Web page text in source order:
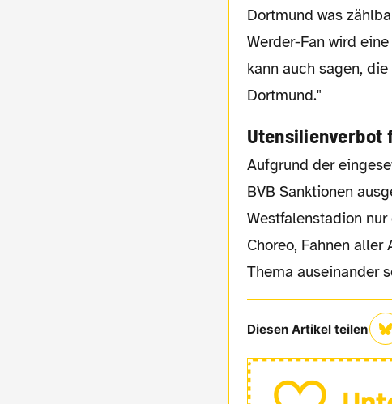
Dortmund was
Werder-Fan wird
kann auch sagen,
Dortmund."
Utensilienverbot
Aufgrund der eingesetzten Pyrotechnik seitens der Gästefans vergangene Saison hat der
BVB Sanktionen
Westfalenstadion
Choreo, Fahnen
Thema auseinander
Diesen Artikel teilen